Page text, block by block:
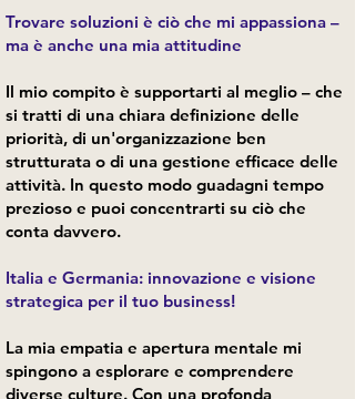
Trovare soluzioni è ciò che mi appassiona –
ma è anche una mia attitudine
​Il mio compito è supportarti al meglio – che
si tratti di una chiara definizione delle
priorità, di un'organizzazione ben
strutturata o di una gestione efficace delle
attività. In questo modo guadagni tempo
prezioso e puoi concentrarti su ciò che
conta davvero.
Italia e Germania: innovazione e visione
strategica per il tuo business!​​
​La mia empatia e apertura mentale mi
spingono a esplorare e comprendere
diverse culture. Con una profonda